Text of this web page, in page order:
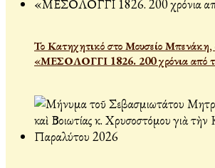
Το Κατηχητικό στο Μουσείο Μπενάκη,
«ΜΕΣΟΛΟΓΓΙ 1826. 200 χρόνια από